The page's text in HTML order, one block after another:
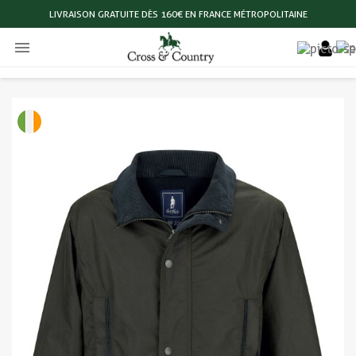
LIVRAISON GRATUITE DÈS 160€ EN FRANCE MÉTROPOLITAINE
